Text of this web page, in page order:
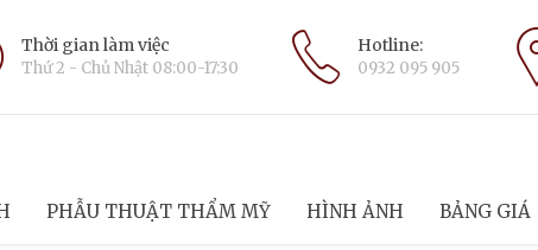
Thời gian làm việc
Thứ 2 - Chủ Nhật 08:00-17:30
Hotline:
0932 095 905
PHẪU THUẬT THẨM MỸ HÌNH ẢNH BẢNG GIÁ